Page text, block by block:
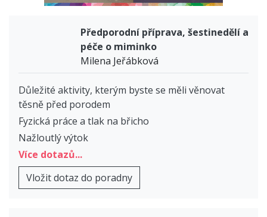
Předporodní příprava, šestinedělí a
péče o miminko
Milena Jeřábková
Důležité aktivity, kterým byste se měli věnovat
těsně před porodem
Fyzická práce a tlak na břicho
Nažloutlý výtok
Více dotazů...
Vložit dotaz do poradny